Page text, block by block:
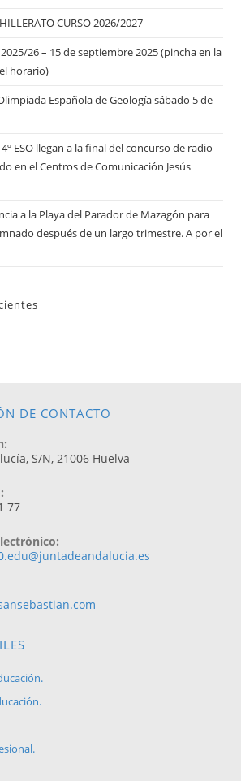
CURSO 2026/2027
26 – 15 de septiembre 2025 (pincha en la
horario)
Española de Geología sábado 5 de
ESO llegan a la final del concurso de radio
en el Centros de Comunicación Jesús
a la Playa del Parador de Mazagón para
después de un largo trimestre. A por el
DE CONTACTO
S/N, 21006 Huelva
77